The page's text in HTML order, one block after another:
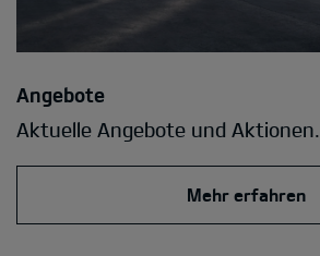
Angebote
Aktuelle Angebote und Aktionen.
Mehr erfahren